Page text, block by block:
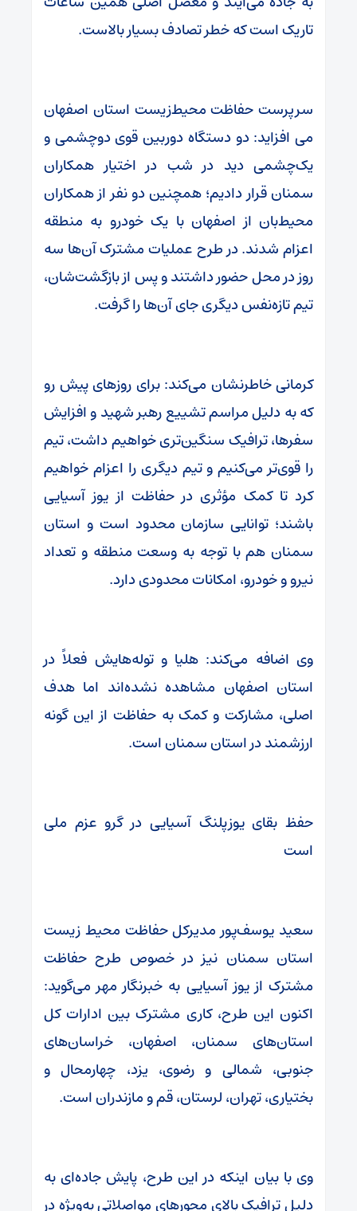
تاریک است که خطر تصادف بسیار بالاست.
سرپرست حفاظت محیط‌زیست استان اصفهان
می افزاید: دو دستگاه دوربین‌ قوی دوچشمی و
یک‌چشمی دید در شب در اختیار همکاران
سمنان قرار دادیم؛ همچنین دو نفر از همکاران
محیط‌بان از اصفهان با یک خودرو به منطقه
اعزام شدند. در طرح عملیات مشترک آن‌ها سه
روز در محل حضور داشتند و پس از بازگشت‌شان،
تیم تازه‌نفس دیگری جای آن‌ها را گرفت.
کرمانی خاطرنشان می‌کند: برای روزهای پیش رو
که به دلیل مراسم تشییع رهبر شهید و افزایش
سفرها، ترافیک سنگین‌تری خواهیم داشت، تیم
را قوی‌تر می‌کنیم و تیم دیگری را اعزام خواهیم
کرد تا کمک مؤثری در حفاظت از یوز آسیایی
باشند؛ توانایی سازمان محدود است و استان
سمنان هم با توجه به وسعت منطقه و تعداد
نیرو و خودرو، امکانات محدودی دارد.
وی اضافه می‌کند: هلیا و توله‌هایش فعلاً در
استان اصفهان مشاهده نشده‌اند اما هدف
اصلی، مشارکت و کمک به حفاظت از این گونه
ارزشمند در استان سمنان است.
حفظ بقای یوزپلنگ آسیایی در گرو عزم ملی
است
سعید یوسف‌پور مدیرکل حفاظت محیط زیست
استان سمنان نیز در خصوص طرح حفاظت
مشترک از یوز آسیایی به خبرنگار مهر می‌گوید:
اکنون این طرح، کاری مشترک بین ادارات کل
استان‌های سمنان، اصفهان، خراسان‌های
جنوبی، شمالی و رضوی، یزد، چهارمحال و
بختیاری، تهران، لرستان، قم و مازندران است.
وی با بیان اینکه در این طرح، پایش جاده‌ای به
دلیل ترافیک بالای محورهای مواصلاتی به‌ویژه در